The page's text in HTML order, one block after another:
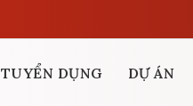
TUYỂN DỤNG DỰ ÁN